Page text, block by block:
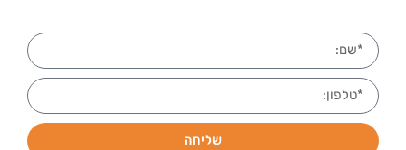
שליחה